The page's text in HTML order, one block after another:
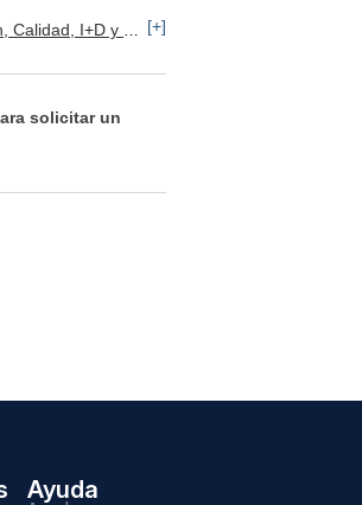
I+D y Medioambiente [+]
solicitar un
Ayuda